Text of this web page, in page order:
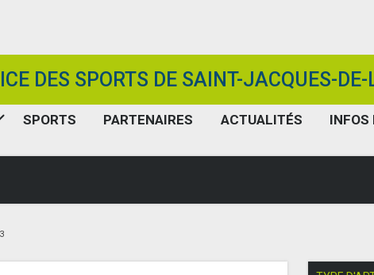
DES SPORTS DE SAINT-JACQUES-
SPORTS PARTENAIRES ACTUALITÉS INFOS